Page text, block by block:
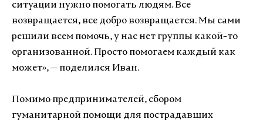
ситуации нужно помогать людям. Все
возвращается, все добро возвращается. Мы сами
решили всем помочь, у нас нет группы какой-то
организованной. Просто помогаем каждый как
может», — поделился Иван.
Помимо предпринимателей, сбором
гуманитарной помощи для пострадавших